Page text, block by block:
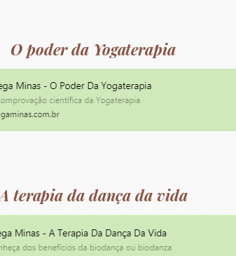
O poder da Yogaterapia
terapia da dança da vida